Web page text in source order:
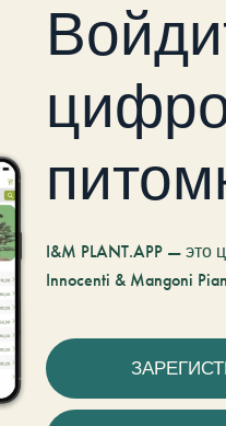
I&M PLANT.APP —
Innocenti & Mangoni